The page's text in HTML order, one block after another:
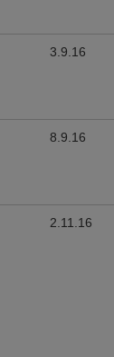
3.9.16
8.9.16
2.11.16